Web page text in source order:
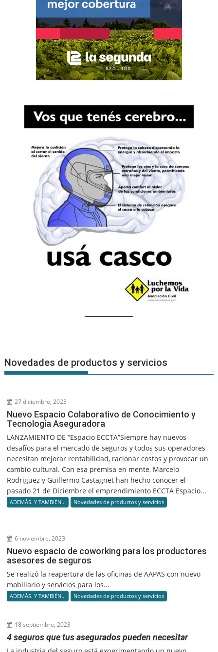
Novedades de productos y servicios
27 diciembre, 2023
Nuevo Espacio Colaborativo de Conocimiento y
Tecnología Aseguradora
LANZAMIENTO DE “Espacio ECCTA”Siempre hay nuevos
desafíos para el mercado de seguros y todos sus operadores
necesitan mejorar rentabilidad, racionar costos y provocar un
cambio cultural. Con esa premisa en mente, Marcelo
Rodriguez y Guillermo Castagnet han hecho conocer el
pasado 21 de Diciembre el emprendimiento ECCTA Espacio...
ADEMÁS. Y TAMBIÉN... Novedades de productos y servicios
6 noviembre, 2023
Nuevo espacio de coworking para los productores
asesores de seguros
Se realizó la reapertura de las oficinas de AAPAS con nuevo
mobiliario y servicios para los...
ADEMÁS. Y TAMBIÉN... Novedades de productos y servicios
18 septiembre, 2023
4 seguros que tus asegurados pueden necesitar